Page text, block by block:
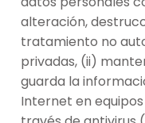
alteración,
tratamiento no
privadas, (ii)
guarda la
Internet en